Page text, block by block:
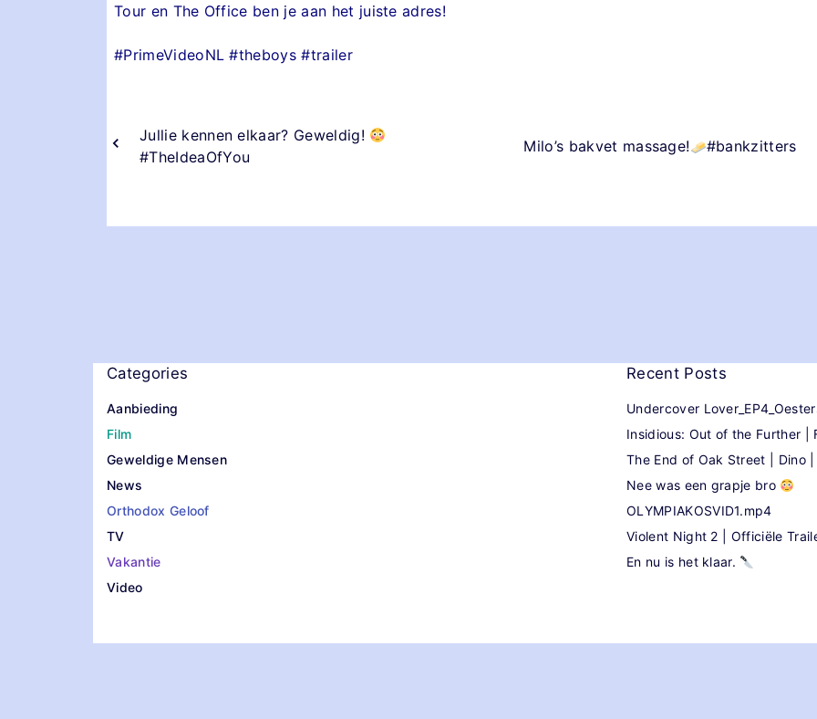
Tour en The Office ben je aan het juiste adres!
#PrimeVideoNL #theboys #trailer
Jullie kennen elkaar? Geweldig!
#TheIdeaOfYou
Milo’s bakvet massage! #bankzitters
Categories
Aanbieding
Film
Geweldige Mensen
News
Orthodox Geloof
TV
Vakantie
Video
Recent Posts
Undercover
Insidious: Out of the Further |
The End of Oak Street | Dino
Nee was een grapje bro
OLYMPIAKOSVID1.mp4
Violent Night 2 | Officiële
En nu is het klaar.